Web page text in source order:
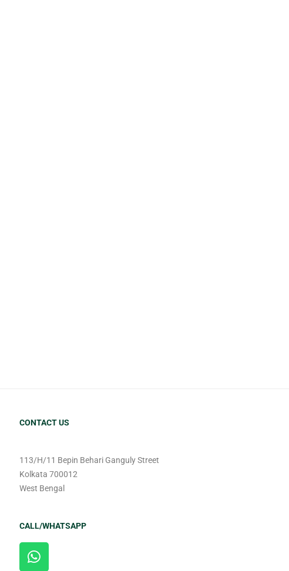
CONTACT US
113/H/11 Bepin Behari Ganguly Street
Kolkata 700012
West Bengal
CALL/WHATSAPP